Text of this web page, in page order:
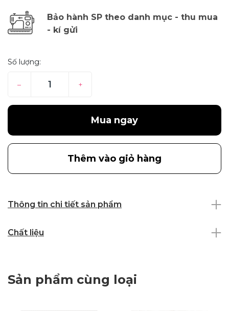
Bảo hành SP theo danh mục - thu mua
- kí gửi
Số lượng:
– +
Mua ngay
Thêm vào giỏ hàng
Thông tin chi tiết sản phẩm
Chất liệu
Sản phẩm cùng loại